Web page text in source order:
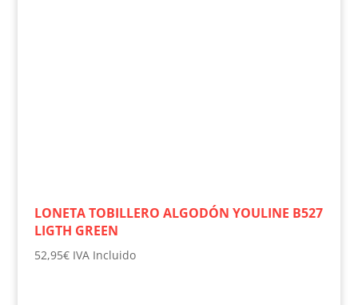
LONETA TOBILLERO ALGODÓN YOULINE B527
LIGTH GREEN
52,95€ IVA Incluido